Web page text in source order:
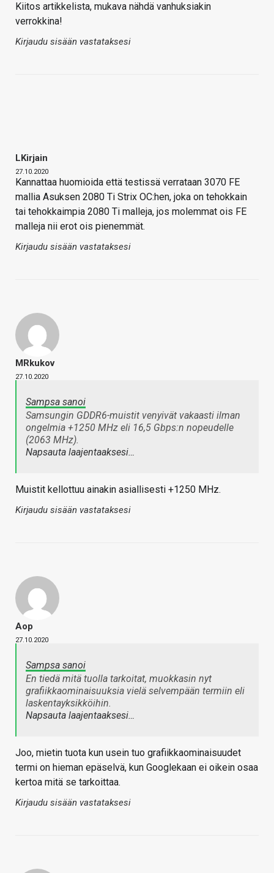
Kiitos artikkelista, mukava nähdä vanhuksiakin
verrokkina!
Kirjaudu sisään vastataksesi
LKirjain
27.10.2020
Kannattaa huomioida että testissä verrataan 3070 FE
mallia Asuksen 2080 Ti Strix OC:hen, joka on tehokkain
tai tehokkaimpia 2080 Ti malleja, jos molemmat ois FE
malleja nii erot ois pienemmät.
Kirjaudu sisään vastataksesi
MRkukov
27.10.2020
Sampsa sanoi
Samsungin GDDR6-muistit venyivät vakaasti ilman
ongelmia +1250 MHz eli 16,5 Gbps:n nopeudelle
(2063 MHz).
Napsauta laajentaaksesi…
Muistit kellottuu ainakin asiallisesti +1250 MHz.
Kirjaudu sisään vastataksesi
Aop
27.10.2020
Sampsa sanoi
En tiedä mitä tuolla tarkoitat, muokkasin nyt
grafiikkaominaisuuksia vielä selvempään termiin eli
laskentayksikköihin.
Napsauta laajentaaksesi…
Joo, mietin tuota kun usein tuo grafiikkaominaisuudet
termi on hieman epäselvä, kun Googlekaan ei oikein osaa
kertoa mitä se tarkoittaa.
Kirjaudu sisään vastataksesi